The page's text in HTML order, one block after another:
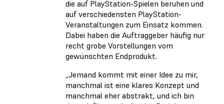
die auf PlayStation-Spielen beruhen und
auf verschiedensten PlayStation-
Veranstaltungen zum Einsatz kommen.
Dabei haben die Auftraggeber häufig nur
recht grobe Vorstellungen vom
gewünschten Endprodukt.
„Jemand kommt mit einer Idee zu mir,
manchmal ist eine klares Konzept und
manchmal eher abstrakt, und ich bin